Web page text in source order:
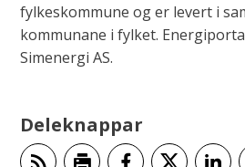
fylkeskommune og er levert i
kommunane i fylket.
Simenergi AS.
Deleknappar